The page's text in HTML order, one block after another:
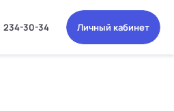
234-30-34 Личный кабинет